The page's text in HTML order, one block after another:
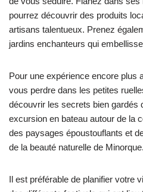
pourrez découvrir des produits
artisans talentueux. Prenez
jardins enchanteurs qui
Pour une expérience encore plus
vous perdre dans les petites
découvrir les secrets bien gardés
excursion en bateau autour de la
des paysages époustouflants et
de la beauté naturelle de Minorque.
Il est préférable de planifier votre